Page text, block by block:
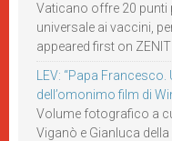
Vaticano offre 20 punti
universale ai vaccini,
appeared first on ZENIT
LEV: “Papa
dell’omonimo film di
Volume fotografico a
Viganò e Gianluca